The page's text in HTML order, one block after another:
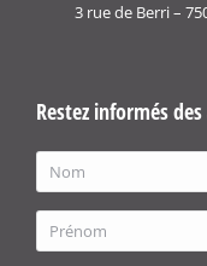
3 rue de Berri –
Restez informés